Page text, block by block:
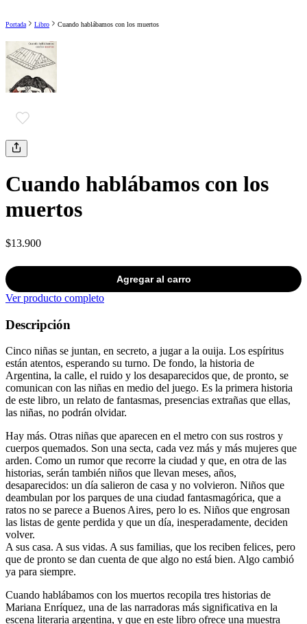
Portada Libro Cuando hablábamos con los muertos
Cuando hablábamos con los
muertos
$13.900
Agregar al carro
Ver producto completo
Descripción
Cinco niñas se juntan, en secreto, a jugar a la ouija. Los espíritus
están atentos, esperando su turno. De fondo, la historia de
Argentina, la calle, el ruido y los desaparecidos que, de pronto, se
comunican con las niñas en medio del juego. Es la primera historia
de este libro, un relato de fantasmas, presencias extrañas que ellas,
las niñas, no podrán olvidar.
Hay más. Otras niñas que aparecen en el metro con sus rostros y
cuerpos quemados. Son una secta, cada vez más y más mujeres que
arden. Como un rumor que recorre la ciudad y que, en otra de las
historias, serán también niños que llevan meses, años,
desaparecidos: un día salieron de casa y no volvieron. Niños que
deambulan por los parques de una ciudad fantasmagórica, que a
ratos no se parece a Buenos Aires, pero lo es. Niños que engrosan
las listas de gente perdida y que un día, inesperadamente, deciden
volver.
A sus casa. A sus vidas. A sus familias, que los reciben felices, pero
que de pronto se dan cuenta de que algo no está bien. Algo cambió
ya para siempre.
Cuando hablábamos con los muertos recopila tres historias de
Mariana Enríquez, una de las narradoras más significativa en la
escena literaria argentina, y que en este libro ofrece una muestra